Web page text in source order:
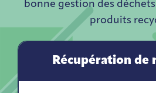
bonne gestion des
produits
Récupération de